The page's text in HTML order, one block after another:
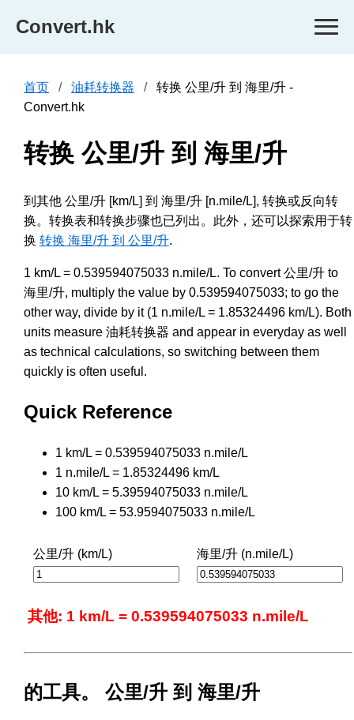
Convert.hk
首页 油耗转换器
转换 公里/升 到 海里/升 -
Convert.hk
转换 公里/升 到 海里/升
到其他 公里/升 [km/L] 到 海里/升 [n.mile/L], 转换或反向转
换。转换表和转换步骤也已列出。此外，还可以探索用于转
换 转换 海里/升 到 公里/升.
1 km/L = 0.539594075033 n.mile/L. To convert 公里/升 to
海里/升, multiply the value by 0.539594075033; to go the
other way, divide by it (1 n.mile/L = 1.85324496 km/L). Both
units measure 油耗转换器 and appear in everyday as well
as technical calculations, so switching between them
quickly is often useful.
Quick Reference
1 km/L = 0.539594075033 n.mile/L
1 n.mile/L = 1.85324496 km/L
10 km/L = 5.39594075033 n.mile/L
100 km/L = 53.9594075033 n.mile/L
公里/升 (km/L) 海里/升 (n.mile/L)
其他: 1 km/L = 0.539594075033 n.mile/L
的工具。 公里/升 到 海里/升